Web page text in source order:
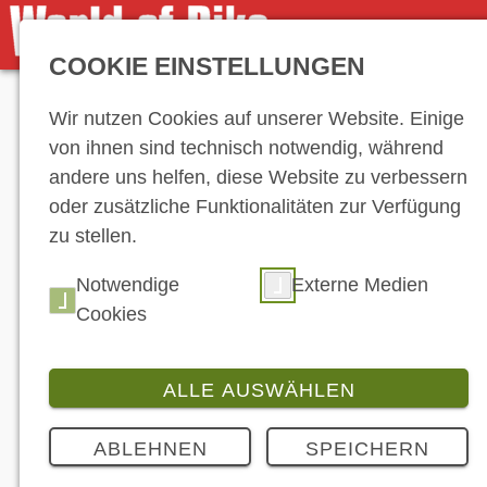
Hersteller-
COOKIE EINSTELLUNGEN
Wir nutzen Cookies auf unserer Website. Einige
von ihnen sind technisch notwendig, während
andere uns helfen, diese Website zu verbessern
oder zusätzliche Funktionalitäten zur Verfügung
zu stellen.
Notwendige
Cookies
Externe Medien
ALLE AUSWÄHLEN
ABLEHNEN SPEICHERN